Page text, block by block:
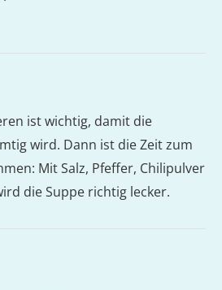
ist wichtig, damit die
wird. Dann ist die Zeit zum
Mit Salz, Pfeffer, Chilipulver
die Suppe richtig lecker.